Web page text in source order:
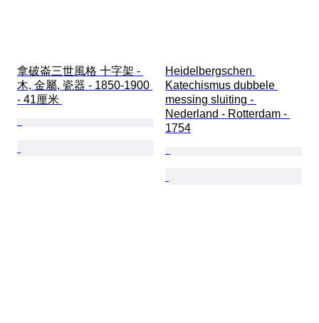
拿破崙三世風格 十字架 -
木, 金屬, 瓷器 - 1850-1900
- 41厘米
Heidelbergschen
Katechismus dubbele
messing sluiting -
Nederland - Rotterdam -
1754